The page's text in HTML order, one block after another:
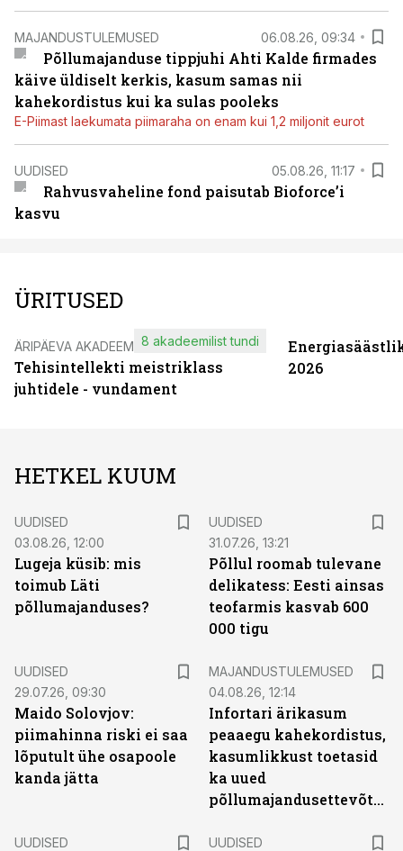
MAJANDUSTULEMUSED 06.08.26, 09:34
Põllumajanduse tippjuhi Ahti Kalde firmades
käive üldiselt kerkis, kasum samas nii
kahekordistus kui ka sulas pooleks
E-Piimast laekumata piimaraha on enam kui 1,2 miljonit eurot
UUDISED 05.08.26, 11:17
Rahvusvaheline fond paisutab Bioforce’i
kasvu
ÜRITUSED
ÄRIPÄEVA AKADEEMIA
Tehisintellekti meistriklass
juhtidele - vundament
8 akadeemilist tundi
2026
HETKEL KUUM
UUDISED
03.08.26, 12:00
Lugeja küsib: mis
toimub Läti
põllumajanduses?
UUDISED
31.07.26, 13:21
Põllul roomab tulevane
delikatess: Eesti ainsas
teofarmis kasvab 600
000 tigu
UUDISED
29.07.26, 09:30
Maido Solovjov:
piimahinna riski ei saa
lõputult ühe osapoole
kanda jätta
MAJANDUSTULEMUSED
04.08.26, 12:14
Infortari ärikasum
peaaegu kahekordistus,
kasumlikkust toetasid
ka uued
põllumajandusettevõtted
UUDISED
UUDISED